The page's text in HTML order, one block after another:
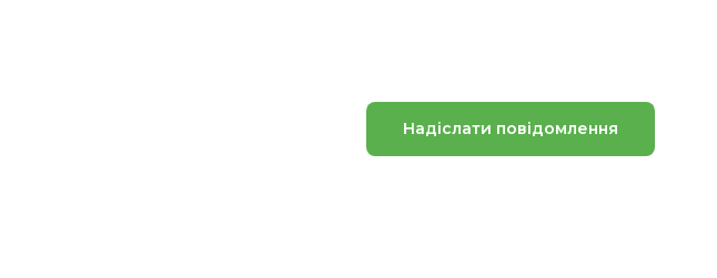
Надіслати повідомлення